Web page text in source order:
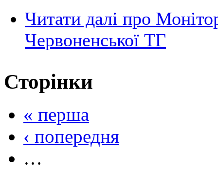
Читати далі про
Червоненської ТГ
Сторінки
« перша
‹ попередня
…